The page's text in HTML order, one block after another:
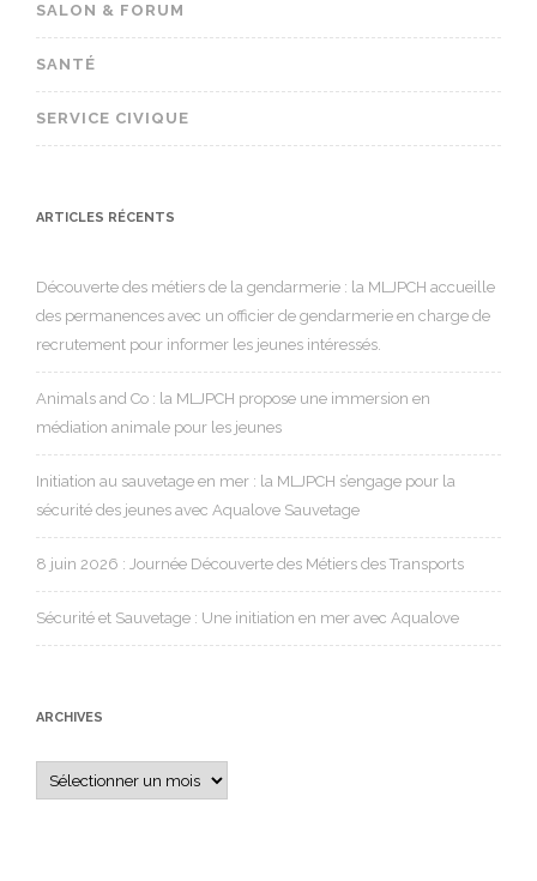
SALON & FORUM
SANTÉ
SERVICE CIVIQUE
ARTICLES RÉCENTS
Découverte des métiers de la gendarmerie : la MLJPCH accueille
des permanences avec un officier de gendarmerie en charge de
recrutement pour informer les jeunes intéressés.
Animals and Co : la MLJPCH propose une immersion en
médiation animale pour les jeunes
Initiation au sauvetage en mer : la MLJPCH s’engage pour la
sécurité des jeunes avec Aqualove Sauvetage
8 juin 2026 : Journée Découverte des Métiers des Transports
Sécurité et Sauvetage : Une initiation en mer avec Aqualove
ARCHIVES
Archives